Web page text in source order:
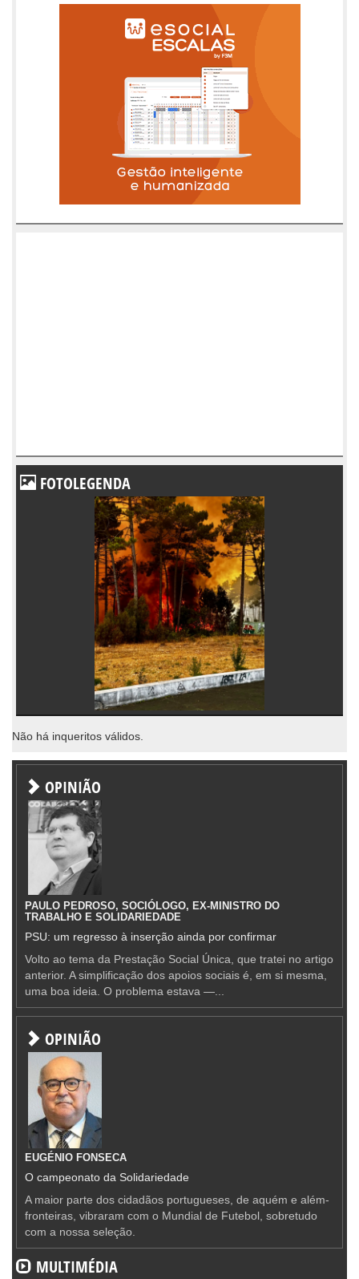
FOTOLEGENDA
Não há inqueritos válidos.
OPINIÃO
PAULO PEDROSO, SOCIÓLOGO, EX-MINISTRO DO
TRABALHO E SOLIDARIEDADE
PSU: um regresso à inserção ainda por confirmar
Volto ao tema da Prestação Social Única, que tratei no artigo
anterior. A simplificação dos apoios sociais é, em si mesma,
uma boa ideia. O problema estava —...
OPINIÃO
EUGÉNIO FONSECA
O campeonato da Solidariedade
A maior parte dos cidadãos portugueses, de aquém e além-
fronteiras, vibraram com o Mundial de Futebol, sobretudo
com a nossa seleção.
MULTIMÉDIA